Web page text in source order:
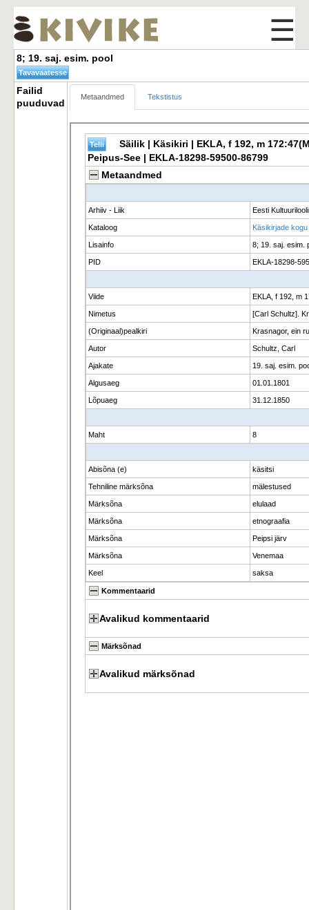
☰
8; 19. saj. esim. pool
Failid
puuduvad
Metaandmed Tekstistus